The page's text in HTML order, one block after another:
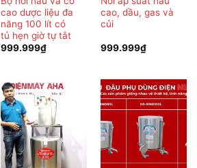
cao dược liệu đa
năng 100 lít có
tủ hẹn giờ tự tắt
999.999₫
cao, dầu, gas và
củi
999.999₫